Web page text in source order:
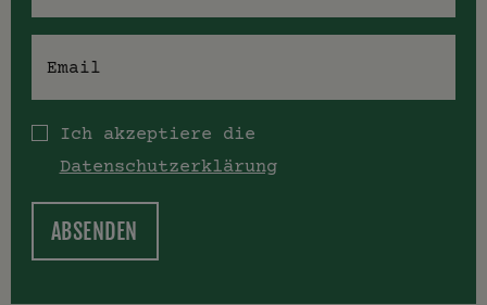
Datenschutz
Ich akzeptiere die
Datenschutzerklärung